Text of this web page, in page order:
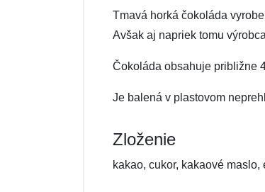
Tmavá horká čokoláda
Avšak aj napriek tomu
Čokoláda obsahuje približne
Je balená v plastovom
Zloženie
kakao, cukor, kakaové